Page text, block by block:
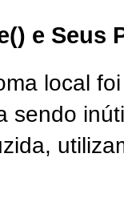
e Seus
local
sendo